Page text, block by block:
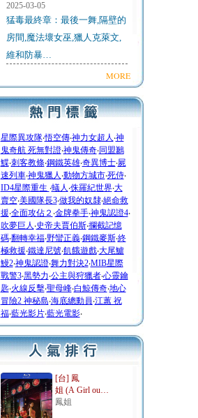
2025-03-05
猛毒最終章：最後一舞,隔壁的
房間,魔法壞女巫,獵人克萊文,
維和防暴…
MORE
星際異攻隊‧悟空傳‧神力女超人 ‧神
鬼奇航 死無對證‧神鬼傳奇‧同盟鶼
鰈‧刺客教條‧鋼鐵英雄‧奇異博士‧屍
速列車‧神鬼獵人 ‧動物方城市‧死侍‧
ID4星際重生 ‧蟻人 ‧侏羅紀世界‧大
賣空‧美國隊長3‧做我的奴隸‧絕命救
援‧全面攻佔２ ‧金牌拳手‧神鬼認證4‧
吹夢巨人 ‧史帝夫賈伯斯‧攔截記憶
碼‧翻轉幸福‧野蠻正義‧鋼鐵麥斯‧終
極救援‧鐵達尼號‧飢餓遊戲‧大尾鱸
鰻2‧神鬼認證‧舞力對決2‧MIB星際
戰警3‧黑勢力‧公主與狩獵者‧心靈鑰
匙‧火線反擊‧聖母峰‧白鯨傳奇‧地心
冒險2 神秘島‧海底總動員‧江蕙 祝
福‧藍光影片‧藍光電影‧
[台] 鳳
姐 (A Girl ou…
鳳姐